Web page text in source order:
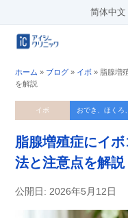
简体中文
ホーム » ブログ » イボ » 脂腺増
を解説
イボ おでき、ほくろ
脂腺増殖症にイ
法と注意点を解説
公開日: 2026年5月12日